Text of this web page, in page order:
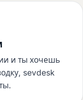
и ты хочешь
sevdesk